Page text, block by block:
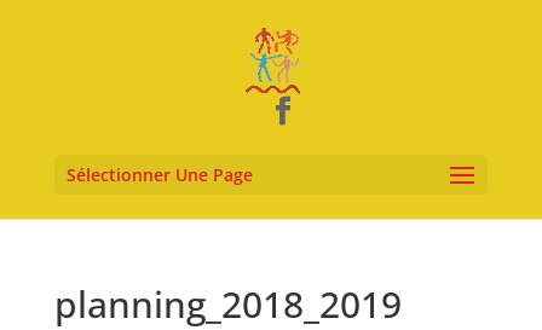
Sélectionner Une Page
planning_2018_2019